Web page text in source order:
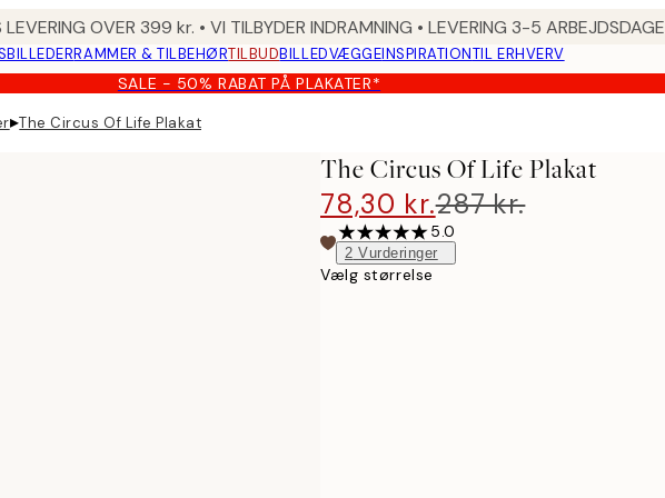
LEVERING OVER 399 kr. • VI TILBYDER INDRAMNING • LEVERING 3-5 ARBEJDSDAGE
RAMMER & TILBEHØRTILBUDBILLEDVÆGGEINSPIRATIONTIL ERHVERV
SALE - 50% RABAT PÅ PLAKATER*
▸The Circus Of Life Plakat
The Circus Of Life Plakat
78,30 kr.287 kr.
5.0
2 Vurderinger
Vælg størrelse